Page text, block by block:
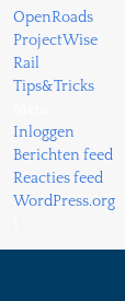
OpenRoads
ProjectWise
Rail
Tips&Tricks
Inloggen
Berichten feed
Reacties feed
WordPress.org